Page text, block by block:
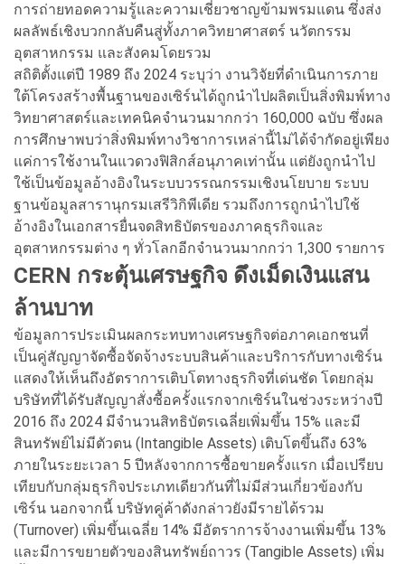
การถ่ายทอดความรู้และความเชี่ยวชาญข้ามพรมแดน ซึ่งส่ง
ผลลัพธ์เชิงบวกกลับคืนสู่ทั้งภาควิทยาศาสตร์ นวัตกรรม
อุตสาหกรรม และสังคมโดยรวม
สถิติตั้งแต่ปี 1989 ถึง 2024 ระบุว่า งานวิจัยที่ดำเนินการภาย
ใต้โครงสร้างพื้นฐานของเซิร์นได้ถูกนำไปผลิตเป็นสิ่งพิมพ์ทาง
วิทยาศาสตร์และเทคนิคจำนวนมากกว่า 160,000 ฉบับ ซึ่งผล
การศึกษาพบว่าสิ่งพิมพ์ทางวิชาการเหล่านี้ไม่ได้จำกัดอยู่เพียง
แค่การใช้งานในแวดวงฟิสิกส์อนุภาคเท่านั้น แต่ยังถูกนำไป
ใช้เป็นข้อมูลอ้างอิงในระบบวรรณกรรมเชิงนโยบาย ระบบ
ฐานข้อมูลสารานุกรมเสรีวิกิพีเดีย รวมถึงการถูกนำไปใช้
อ้างอิงในเอกสารยื่นจดสิทธิบัตรของภาคธุรกิจและ
อุตสาหกรรมต่าง ๆ ทั่วโลกอีกจำนวนมากกว่า 1,300 รายการ
CERN กระตุ้นเศรษฐกิจ ดึงเม็ดเงินแสน
ล้านบาท
ข้อมูลการประเมินผลกระทบทางเศรษฐกิจต่อภาคเอกชนที่
เป็นคู่สัญญาจัดซื้อจัดจ้างระบบสินค้าและบริการกับทางเซิร์น
แสดงให้เห็นถึงอัตราการเติบโตทางธุรกิจที่เด่นชัด โดยกลุ่ม
บริษัทที่ได้รับสัญญาสั่งซื้อครั้งแรกจากเซิร์นในช่วงระหว่างปี
2016 ถึง 2024 มีจำนวนสิทธิบัตรเฉลี่ยเพิ่มขึ้น 15% และมี
สินทรัพย์ไม่มีตัวตน (Intangible Assets) เติบโตขึ้นถึง 63%
ภายในระยะเวลา 5 ปีหลังจากการซื้อขายครั้งแรก เมื่อเปรียบ
เทียบกับกลุ่มธุรกิจประเภทเดียวกันที่ไม่มีส่วนเกี่ยวข้องกับ
เซิร์น นอกจากนี้ บริษัทคู่ค้าดังกล่าวยังมีรายได้รวม
(Turnover) เพิ่มขึ้นเฉลี่ย 14% มีอัตราการจ้างงานเพิ่มขึ้น 13%
และมีการขยายตัวของสินทรัพย์ถาวร (Tangible Assets) เพิ่ม